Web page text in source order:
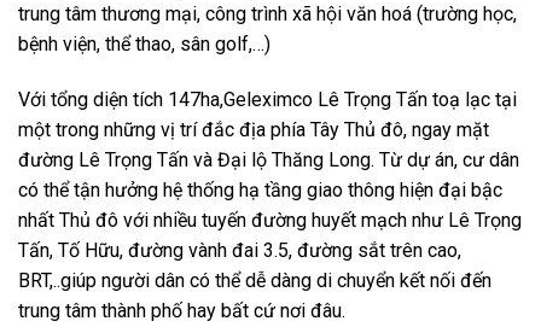
trung tâm thương mại, công trình xã hội văn hoá (trường học,
bệnh viện, thể thao, sân golf,…)
Với tổng diện tích 147ha,Geleximco Lê Trọng Tấn toạ lạc tại
một trong những vị trí đắc địa phía Tây Thủ đô, ngay mặt
đường Lê Trọng Tấn và Đại lộ Thăng Long. Từ dự án, cư dân
có thể tận hưởng hệ thống hạ tầng giao thông hiện đại bậc
nhất Thủ đô với nhiều tuyến đường huyết mạch như Lê Trọng
Tấn, Tố Hữu, đường vành đai 3.5, đường sắt trên cao,
BRT,..giúp người dân có thể dễ dàng di chuyển kết nối đến
trung tâm thành phố hay bất cứ nơi đâu.